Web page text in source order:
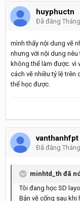
huyphuctn
Đã đăng
mình thấy nội dung vẽ
nhưng với nội dung
không thể làm được. vì
cách vẽ nhiều tỷ lệ trên
thể học được.
vanthanhfpt
Đã đăng
minhtd_th đã
Tôi đang học SD
Bản vẽ cống sau